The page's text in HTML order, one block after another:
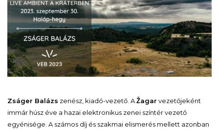
Zságer Balázs zenész, kiadó-vezető. AŽagar vezetőjeként
immár húsz éve a hazai elektronikus zenei színtér vezető
egyénisége. A számos díj és szakmai elismerés mellett azonban